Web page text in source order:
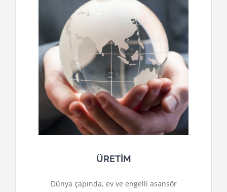
ÜRETİM
Dünya çapında, ev ve engelli asansör